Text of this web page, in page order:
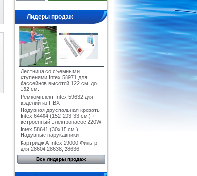
Лидеры продаж
Лестница со съемными
ступенями Intex 58971 для
бассейнов высотой 122 см. до
132 см.
Ремкомплект Intex 59632 для
изделий из ПВХ
Надувная двуспальная кровать
Intex 64404 (152-203-33 см.) +
встроенный электронасос 220W
Intex 58641 (30x15 см.)
Надувные нарукавники
Картридж А Intex 29000 Фильтр
для 28604,28638, 28636
Все лидеры продаж